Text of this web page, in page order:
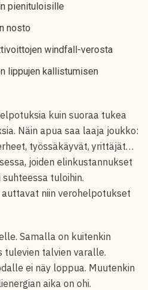
pienituloisille
nosto
windfall-verosta
lippujen kallistumisen
kuin suoraa tukea
Näin apua saa laaja joukko:
työssäkäyvät, yrittäjät…
joiden elinkustannukset
tuloihin.
niin verohelpotukset
Samalla on kuitenkin
tulevien talvien varalle.
ei näy loppua. Muutenkin
aika on ohi.